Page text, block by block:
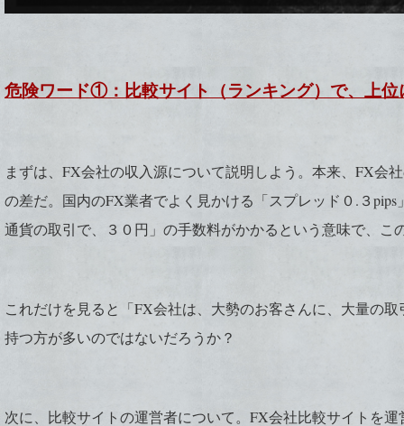
危険ワード①：比較サイト（ランキング）で、上位
まずは、FX会社の収入源について説明しよう。本来、FX会
の差だ。国内のFX業者でよく見かける「スプレッド０.３pips
通貨の取引で、３０円」の手数料がかかるという意味で、こ
これだけを見ると「FX会社は、大勢のお客さんに、大量の
持つ方が多いのではないだろうか？
次に、比較サイトの運営者について。FX会社比較サイトを